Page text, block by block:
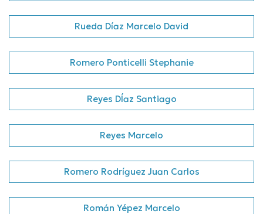
Rueda Díaz Marcelo David
Romero Ponticelli Stephanie
Reyes DÍaz Santiago
Reyes Marcelo
Romero Rodríguez Juan Carlos
Román Yépez Marcelo